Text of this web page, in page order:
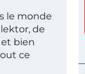
le monde
de
et bien
ce